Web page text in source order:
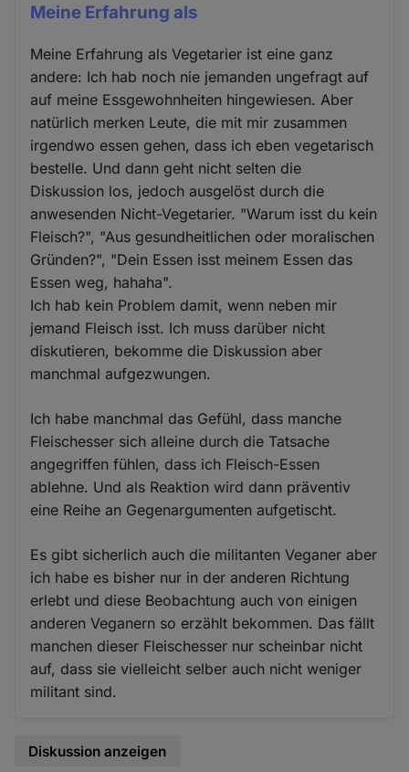
Meine Erfahrung als
Meine Erfahrung als Vegetarier ist eine ganz
andere: Ich hab noch nie jemanden ungefragt auf
auf meine Essgewohnheiten hingewiesen. Aber
natürlich merken Leute, die mit mir zusammen
irgendwo essen gehen, dass ich eben vegetarisch
bestelle. Und dann geht nicht selten die
Diskussion los, jedoch ausgelöst durch die
anwesenden Nicht-Vegetarier. "Warum isst du kein
Fleisch?", "Aus gesundheitlichen oder moralischen
Gründen?", "Dein Essen isst meinem Essen das
Essen weg, hahaha".
Ich hab kein Problem damit, wenn neben mir
jemand Fleisch isst. Ich muss darüber nicht
diskutieren, bekomme die Diskussion aber
manchmal aufgezwungen.
Ich habe manchmal das Gefühl, dass manche
Fleischesser sich alleine durch die Tatsache
angegriffen fühlen, dass ich Fleisch-Essen
ablehne. Und als Reaktion wird dann präventiv
eine Reihe an Gegenargumenten aufgetischt.
Es gibt sicherlich auch die militanten Veganer aber
ich habe es bisher nur in der anderen Richtung
erlebt und diese Beobachtung auch von einigen
anderen Veganern so erzählt bekommen. Das fällt
manchen dieser Fleischesser nur scheinbar nicht
auf, dass sie vielleicht selber auch nicht weniger
militant sind.
Diskussion anzeigen